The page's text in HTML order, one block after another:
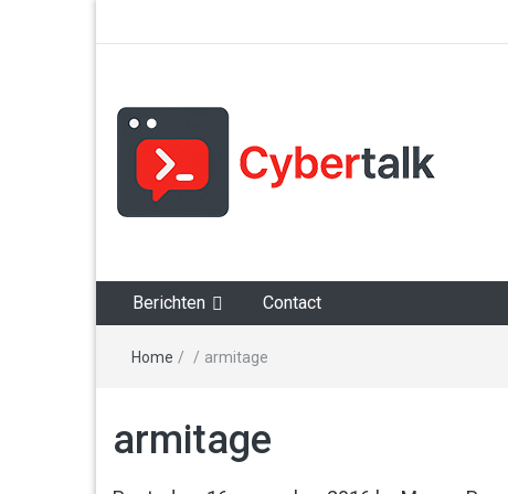
Berichten Contact
Home / / armitage
armitage